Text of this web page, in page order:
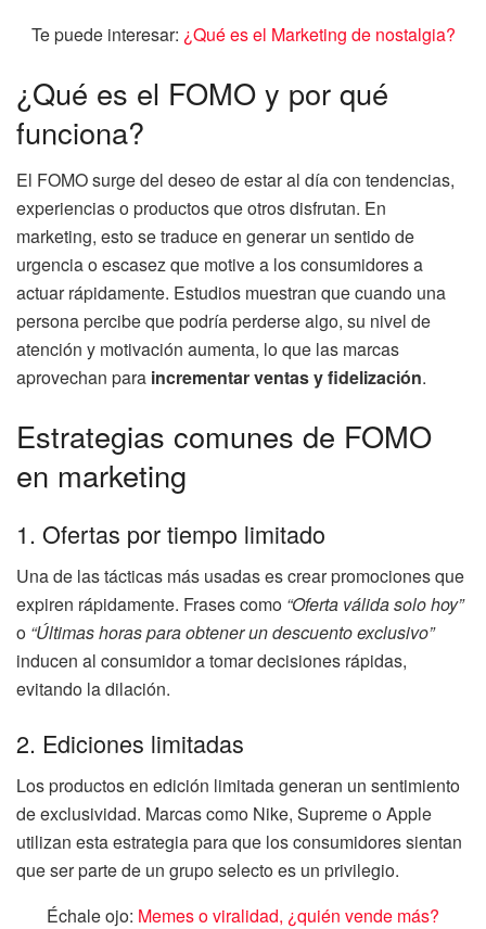
Te puede interesar: ¿Qué es el Marketing de nostalgia?
¿Qué es el FOMO y por qué
funciona?
El FOMO surge del deseo de estar al día con tendencias,
experiencias o productos que otros disfrutan. En
marketing, esto se traduce en generar un sentido de
urgencia o escasez que motive a los consumidores a
actuar rápidamente. Estudios muestran que cuando una
persona percibe que podría perderse algo, su nivel de
atención y motivación aumenta, lo que las marcas
aprovechan para incrementar ventas y fidelización.
Estrategias comunes de FOMO
en marketing
1. Ofertas por tiempo limitado
Una de las tácticas más usadas es crear promociones que
expiren rápidamente. Frases como “Oferta válida solo hoy”
o “Últimas horas para obtener un descuento exclusivo”
inducen al consumidor a tomar decisiones rápidas,
evitando la dilación.
2. Ediciones limitadas
Los productos en edición limitada generan un sentimiento
de exclusividad. Marcas como Nike, Supreme o Apple
utilizan esta estrategia para que los consumidores sientan
que ser parte de un grupo selecto es un privilegio.
Échale ojo: Memes o viralidad, ¿quién vende más?